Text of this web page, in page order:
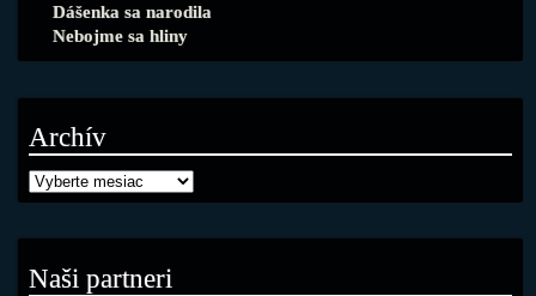
Dášenka sa narodila
Nebojme sa hliny
Archív
Naši partneri